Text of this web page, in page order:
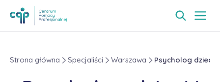
Strona główna Specjaliści Warszawa Psycholog dzieci i